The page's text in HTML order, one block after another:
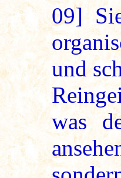
09]
und
was